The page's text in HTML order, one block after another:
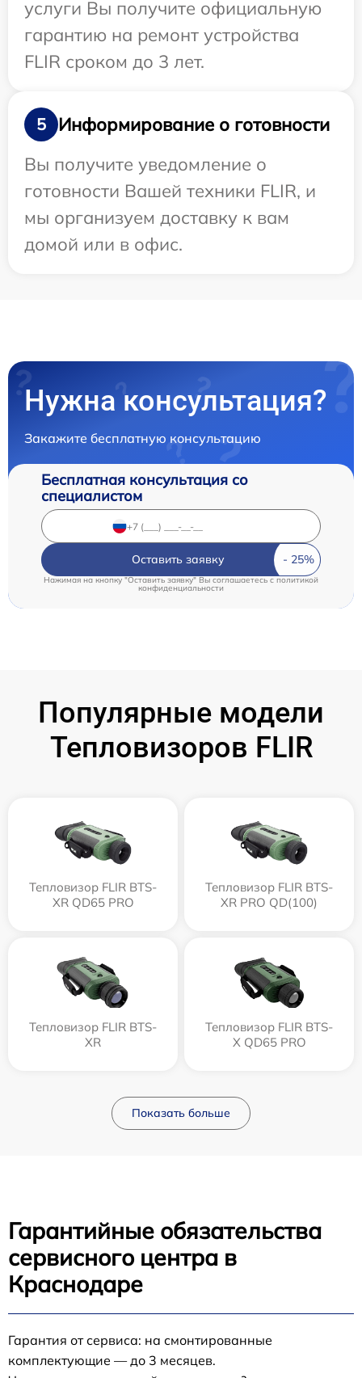
услуги Вы получите официальную
гарантию на ремонт устройства
FLIR сроком до 3 лет.
5
Информирование о готовности
Вы получите уведомление о
готовности Вашей техники FLIR, и
мы организуем доставку к вам
домой или в офис.
Нужна консультация?
Закажите бесплатную консультацию
Бесплатная консультация со
специалистом
Оставить заявку
Нажимая на кнопку "Оставить заявку" Вы соглашаетесь c политикой
конфиденциальности
Популярные модели
Тепловизоров FLIR
Тепловизор FLIR BTS-
XR QD65 PRO
Тепловизор FLIR BTS-
XR PRO QD(100)
Тепловизор FLIR BTS-
XR
Тепловизор FLIR BTS-
X QD65 PRO
Показать больше
Гарантийные обязательства
сервисного центра в
Краснодаре
Гарантия от сервиса: на смонтированные
комплектующие — до 3 месяцев.